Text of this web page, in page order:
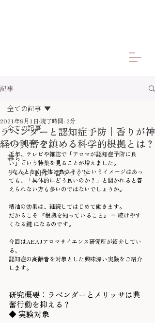
記事
全ての記事
メンタルケア
暮らし
ブレンド制作・香りづくり
全ての記事
ラベンダーと認知症予防｜香りが神
経の興奮を鎮める科学的根拠とは？
2021年9月1日 読了時間: 2分
近年、テレビや雑誌で「アロマが認知症予防に良
い」という特集を見ることが増えました。
“なんとなく身体に良さそう”というイメージはあっ
ても、「具体的にどう良いのか？」と聞かれると答
えられない方も多いのではないでしょうか。
精油の効果は、継続してはじめて働きます。
だからこそ 『根拠を知っていること』 ＝ 続けやす
くなる鍵 になるのです。
今回はAEAJアロマサイエンス研究所が紹介してい
る、
認知症の高齢者を対象とした興味深い実験をご紹介
します。
研究概要：ラベンダーとメリッサは興
奮行動を抑える？
◆ 実験対象